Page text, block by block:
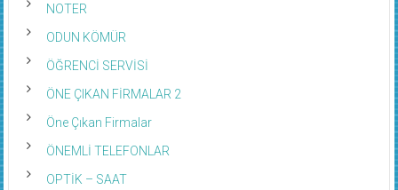
NOTER
ODUN KÖMÜR
ÖĞRENCİ SERVİSİ
ÖNE ÇIKAN FİRMALAR 2
Öne Çıkan Firmalar
ÖNEMLİ TELEFONLAR
OPTİK – SAAT